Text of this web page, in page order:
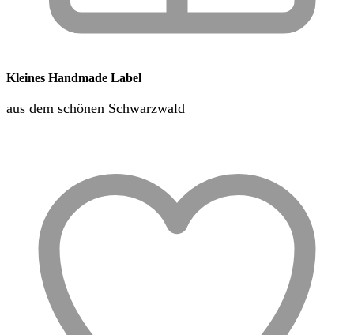
Kleines Handmade Label
aus dem schönen Schwarzwald